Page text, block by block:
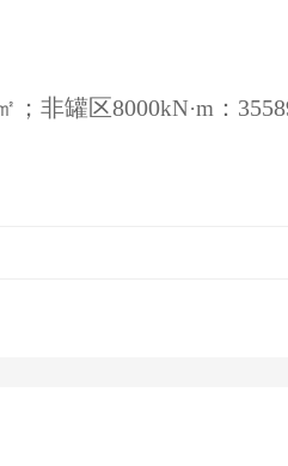
；非罐区8000kN·m ：